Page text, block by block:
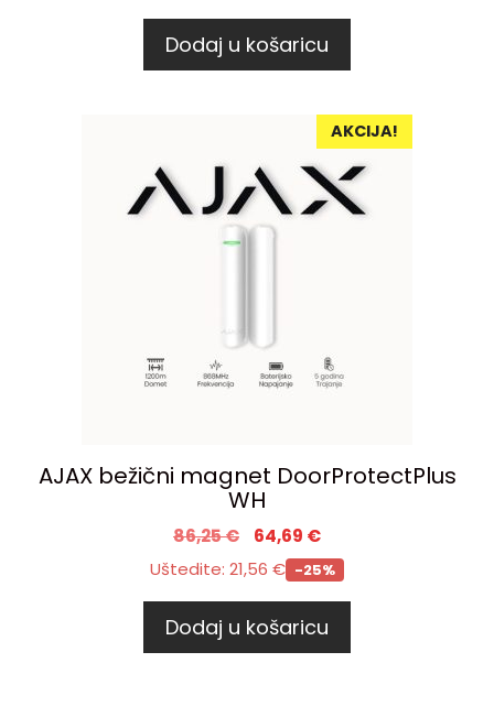
Dodaj u košaricu
AKCIJA!
AJAX bežični magnet DoorProtectPlus
WH
86,25€ 64,69 €
Uštedite: 21,56 € -25%
Dodaj u košaricu